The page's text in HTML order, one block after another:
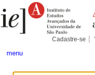
para
conteúdo.
Pessoais
Cadastre-se
menu